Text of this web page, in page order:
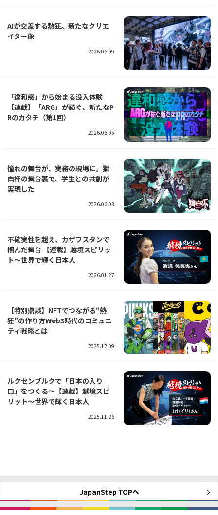
AIが交差する熱狂。新たなクリエ
イター像
2026.06.09
「違和感」から始まる没入体験
【連載】「ARG」が紡ぐ、新たなP
Rのカタチ（第1回）
2026.06.05
憧れの舞台が、実務の現場に。獅
白杯の舞台裏で、学生との共創が
実現した
2026.06.03
不確実性を超え、カザフスタンで
掴んだ舞台 【連載】越境スピリッ
ト～世界で輝く日本人
2026.01.27
【特別鼎談】NFTでつながる“熱
狂”の作り方――Web3時代のコミュニ
ティ戦略とは
2025.12.09
ルクセンブルクで「日本の入り
口」をつくる～【連載】越境スピ
リット～世界で輝く日本人
2025.11.26
JapanStep TOPへ